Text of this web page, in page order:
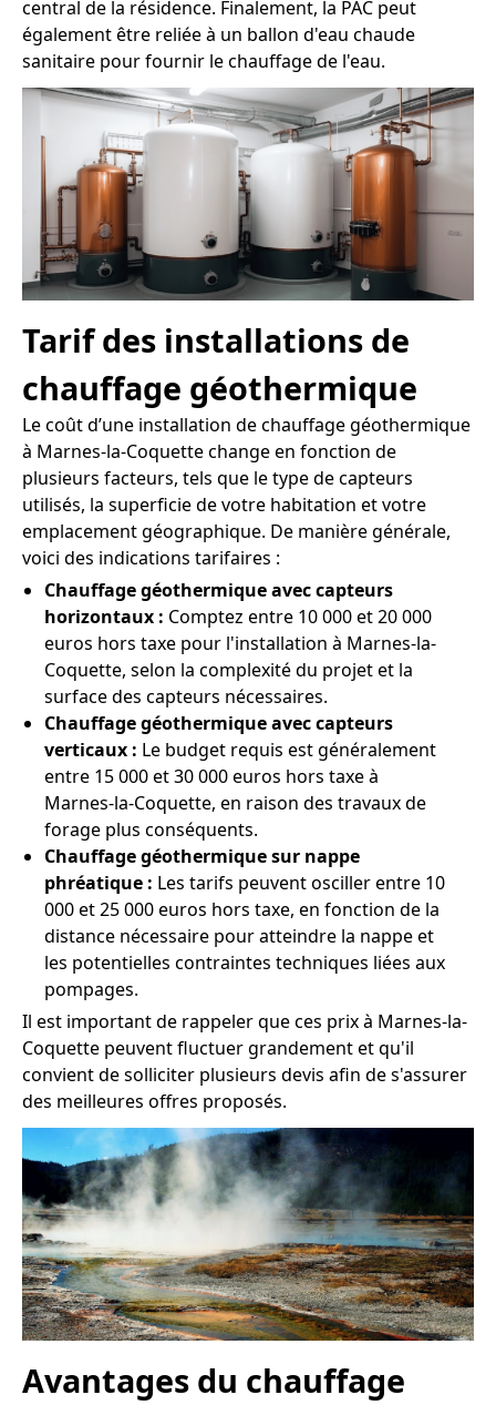
central de la résidence. Finalement, la PAC peut
également être reliée à un ballon d'eau chaude
sanitaire pour fournir le chauffage de l'eau.
Tarif des installations de
chauffage géothermique
Le coût d’une installation de chauffage géothermique
à Marnes-la-Coquette change en fonction de
plusieurs facteurs, tels que le type de capteurs
utilisés, la superficie de votre habitation et votre
emplacement géographique. De manière générale,
voici des indications tarifaires :
Chauffage géothermique avec capteurs
horizontaux : Comptez entre 10 000 et 20 000
euros hors taxe pour l'installation à Marnes-la-
Coquette, selon la complexité du projet et la
surface des capteurs nécessaires.
Chauffage géothermique avec capteurs
verticaux : Le budget requis est généralement
entre 15 000 et 30 000 euros hors taxe à
Marnes-la-Coquette, en raison des travaux de
forage plus conséquents.
Chauffage géothermique sur nappe
phréatique : Les tarifs peuvent osciller entre 10
000 et 25 000 euros hors taxe, en fonction de la
distance nécessaire pour atteindre la nappe et
les potentielles contraintes techniques liées aux
pompages.
Il est important de rappeler que ces prix à Marnes-la-
Coquette peuvent fluctuer grandement et qu'il
convient de solliciter plusieurs devis afin de s'assurer
des meilleures offres proposés.
Avantages du chauffage